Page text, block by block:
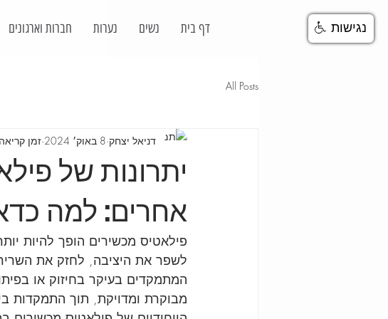
דף בית נשים נערות חברות וארגונים
All Posts
יתרונות של
אחרים: למה
דניאל יצחק 8 באוק׳ 2024 זמן קריאה 2 דקות
פילאטיס מכשירים הופך להיות
לשפר את היציבה, לחזק את
המתמקדים בעיקר בחיזוק או
מבוקרת ומדויקת, תוך התמקדות
נגישות